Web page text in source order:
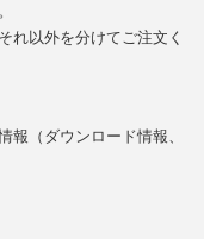
れ以外を分けてご注文く
報（ダウンロード情報、